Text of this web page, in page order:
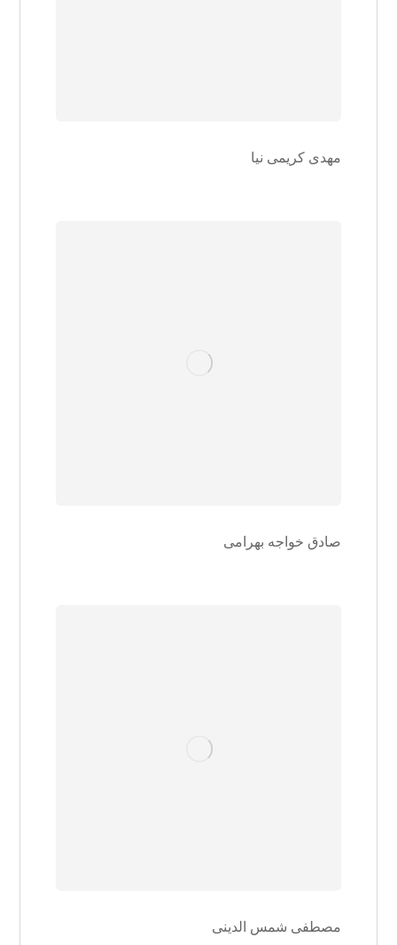
مهدی کریمی نیا
صادق خواجه بهرامی
مصطفی شمس الدینی